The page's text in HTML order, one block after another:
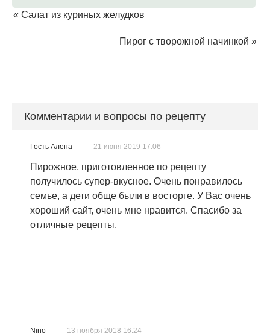
« Салат из куриных желудков
Пирог с творожной начинкой »
Комментарии и вопросы по рецепту
Гость Алена 21 июня 2019 17:06
Пирожное, приготовленное по рецепту
получилось супер-вкусное. Очень понравилось
семье, а дети обще были в восторге. У Вас очень
хороший сайт, очень мне нравится. Спасибо за
отличные рецепты.
Nino 13 ноября 2018 16:24